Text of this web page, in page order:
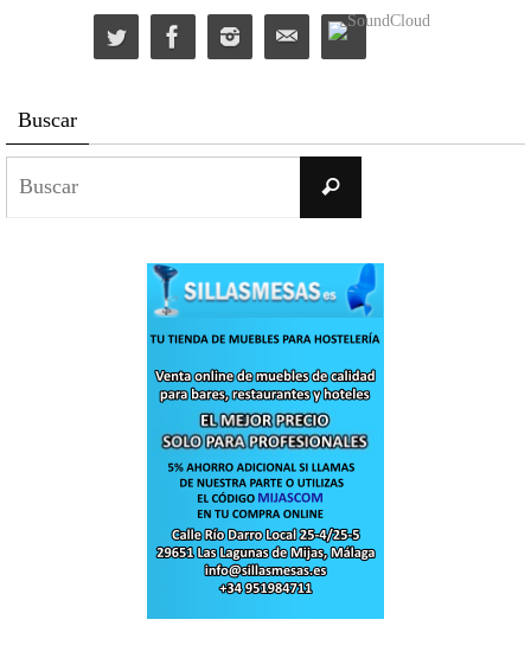
Buscar
Buscar